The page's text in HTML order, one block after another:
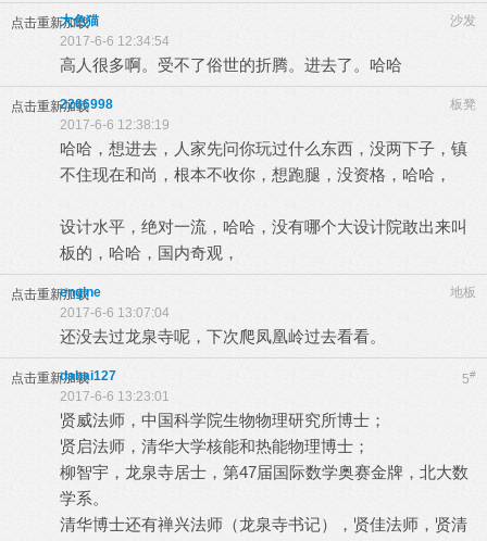
点击重新加载 沙发
大色猫
2017-6-6 12:34:54
高人很多啊。受不了俗世的折腾。进去了。哈哈
点击重新加载 板凳
2266998
2017-6-6 12:38:19
哈哈，想进去，人家先问你玩过什么东西，没两下子，镇
不住现在和尚，根本不收你，想跑腿，没资格，哈哈，
设计水平，绝对一流，哈哈，没有哪个大设计院敢出来叫
板的，哈哈，国内奇观，
点击重新加载 地板
engine
2017-6-6 13:07:04
还没去过龙泉寺呢，下次爬凤凰岭过去看看。
点击重新加载 5#
dahai127
2017-6-6 13:23:01
贤威法师，中国科学院生物物理研究所博士；
贤启法师，清华大学核能和热能物理博士；
柳智宇，龙泉寺居士，第47届国际数学奥赛金牌，北大数
学系。
清华博士还有禅兴法师（龙泉寺书记），贤佳法师，贤清